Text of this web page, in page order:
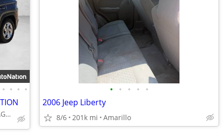
• • • •
Call (844) 335-2481 or MESSAGE/CHAT to confirm availability
• • • • •
2006 Jeep Liberty
8/6 201k mi Amarillo